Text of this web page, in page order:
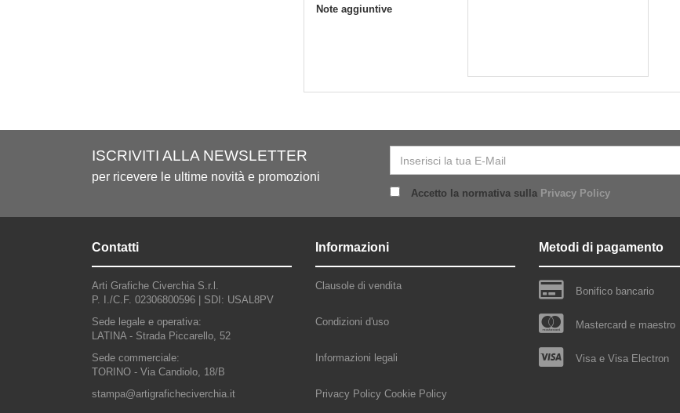
Note aggiuntive
ISCRIVITI ALLA NEWSLETTER
per ricevere le ultime novità e promozioni
Accetto la normativa sulla Privacy Policy
Contatti
Arti Grafiche Civerchia S.r.l.
P. I./C.F. 02306800596 | SDI: USAL8PV
Sede legale e operativa:
LATINA - Strada Piccarello, 52
Sede commerciale:
TORINO - Via Candiolo, 18/B
stampa@artigraficheciverchia.it
Informazioni
Clausole di vendita
Condizioni d'uso
Informazioni legali
Privacy Policy Cookie Policy
Metodi di pagamento
Bonifico bancario
Mastercard e maestro
Visa e Visa Electron